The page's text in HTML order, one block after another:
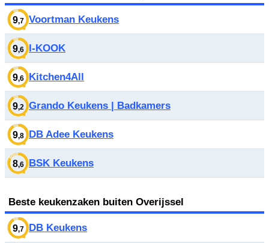
9,7 Voortman Keukens
9,6 I-KOOK
9,6 Kitchen4All
9,2 Grando Keukens | Badkamers
9,8 DB Adee Keukens
8,6 BSK Keukens
Beste keukenzaken buiten Overijssel
9,7 DB Keukens